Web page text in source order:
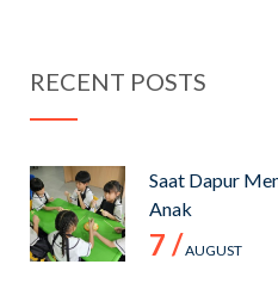
RECENT POSTS
Saat Dapur
Anak
7 /AUGUST